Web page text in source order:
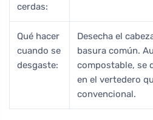
cerdas:
Qué hacer
cuando se
desgaste:
Desecha el
basura común.
compostable, se
en el vertedero
convencional.